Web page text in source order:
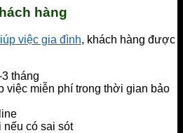
hàng
việc gia đình, khách hàng được
tháng
việc miễn phí trong thời gian bảo
nếu có sai sót